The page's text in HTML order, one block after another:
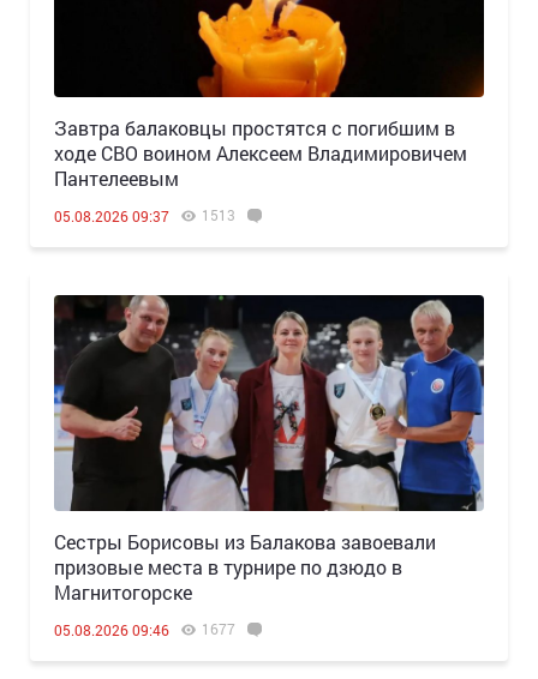
Завтра балаковцы простятся с погибшим в
ходе СВО воином Алексеем Владимировичем
Пантелеевым
05.08.2026 09:37 1513
Сестры Борисовы из Балакова завоевали
призовые места в турнире по дзюдо в
Магнитогорске
05.08.2026 09:46 1677